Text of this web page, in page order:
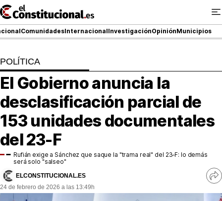
Ir
al
contenido
ComunidadesInternacionalInvestigaciónOpiniónMunicipios
NACIONAL
COMUNIDADES
ElConstitucional TV
MásQueTele
ElConstitucional +
MásQueEstilo
POLÍTICA
El Gobierno anuncia la
desclasificación parcial de
153 unidades documentales
del 23-F
Rufián exige a Sánchez que saque la "trama real" del 23‑F: lo demás
será solo "salseo"
ELCONSTITUCIONAL.ES
24 de febrero de 2026 a las 13:49h